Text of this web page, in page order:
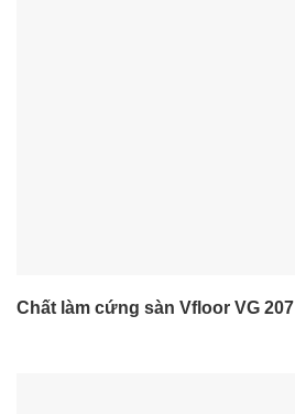
Chất làm cứng sàn Vfloor VG 207